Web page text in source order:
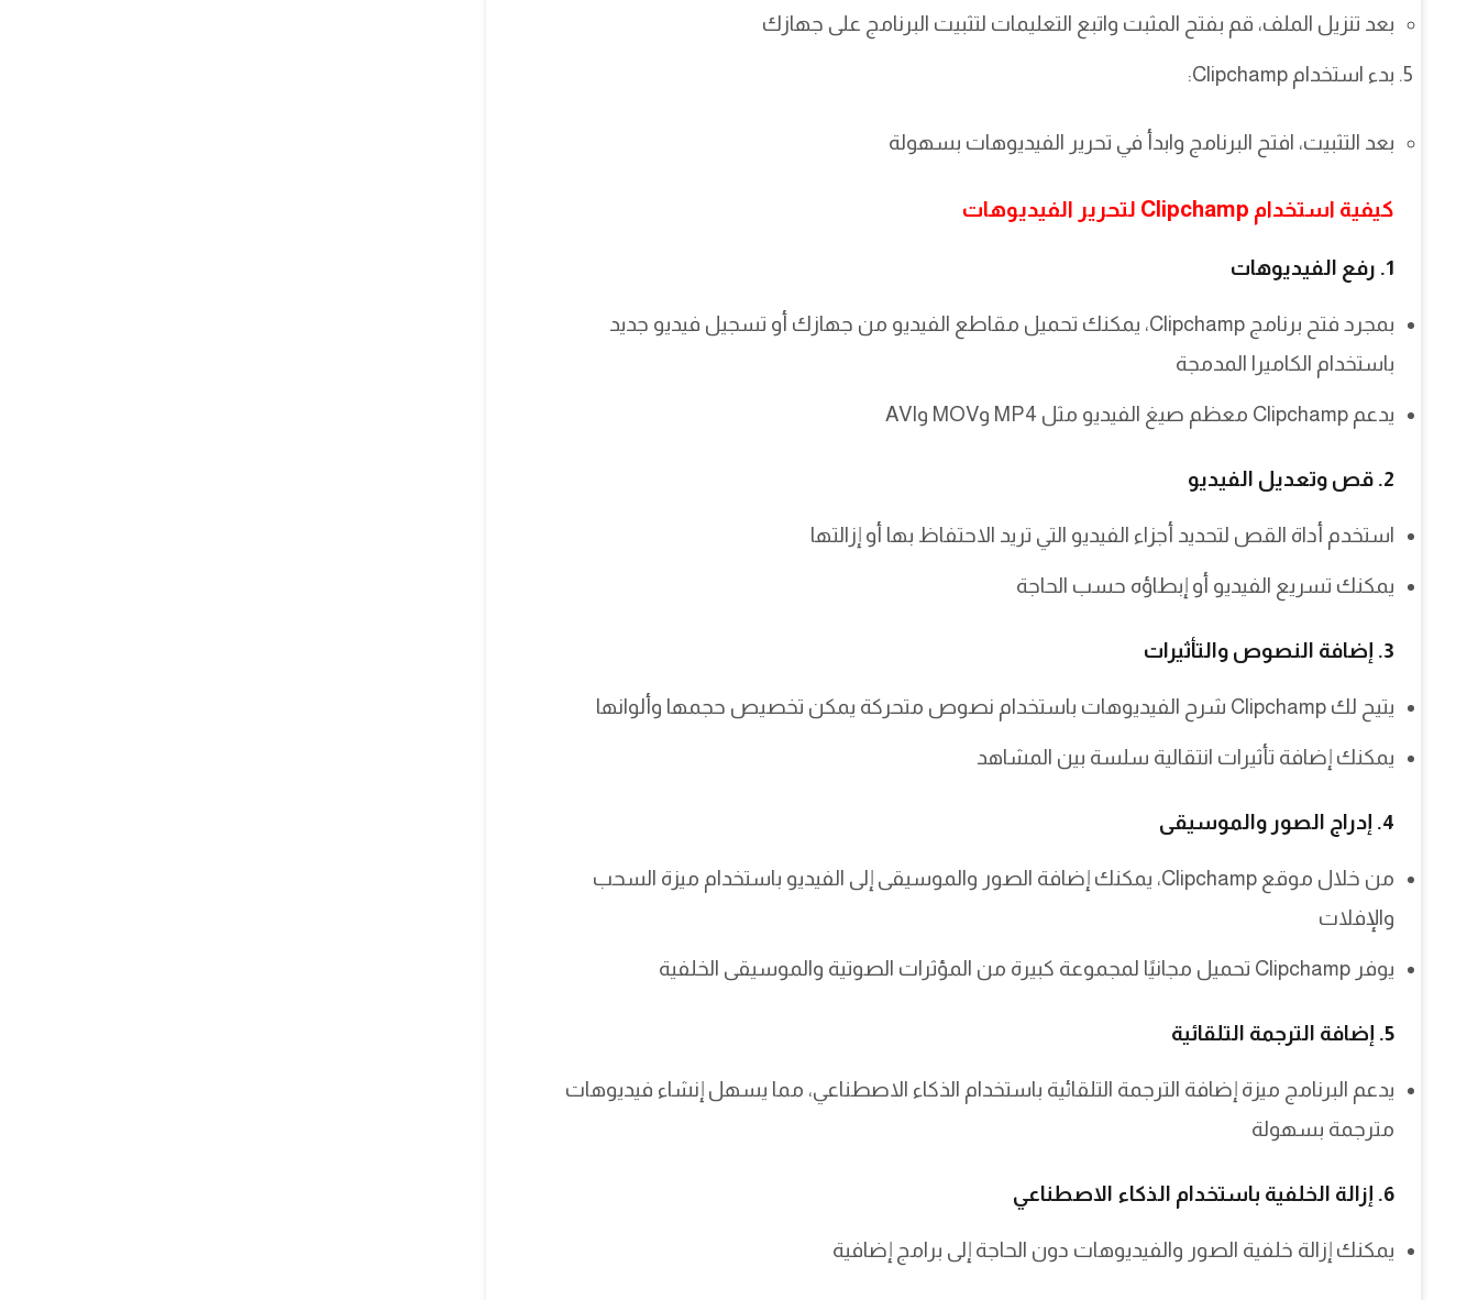
بعد تنزيل الملف، قم بفتح المثبت واتبع التعليمات لتثبيت البرنامج على جهازك
بدء استخدام Clipchamp:
بعد التثبيت، افتح البرنامج وابدأ في تحرير الفيديوهات بسهولة
كيفية استخدام Clipchamp لتحرير الفيديوهات
1. رفع الفيديوهات
بمجرد فتح برنامج Clipchamp، يمكنك تحميل مقاطع الفيديو من جهازك أو تسجيل فيديو جديد
باستخدام الكاميرا المدمجة
يدعم Clipchamp معظم صيغ الفيديو مثل MP4 وMOV وAVI
2. قص وتعديل الفيديو
استخدم أداة القص لتحديد أجزاء الفيديو التي تريد الاحتفاظ بها أو إزالتها
يمكنك تسريع الفيديو أو إبطاؤه حسب الحاجة
3. إضافة النصوص والتأثيرات
يتيح لك Clipchamp شرح الفيديوهات باستخدام نصوص متحركة يمكن تخصيص حجمها وألوانها
يمكنك إضافة تأثيرات انتقالية سلسة بين المشاهد
4. إدراج الصور والموسيقى
من خلال موقع Clipchamp، يمكنك إضافة الصور والموسيقى إلى الفيديو باستخدام ميزة السحب
والإفلات
يوفر Clipchamp تحميل مجانيًا لمجموعة كبيرة من المؤثرات الصوتية والموسيقى الخلفية
5. إضافة الترجمة التلقائية
يدعم البرنامج ميزة إضافة الترجمة التلقائية باستخدام الذكاء الاصطناعي، مما يسهل إنشاء فيديوهات
مترجمة بسهولة
6. إزالة الخلفية باستخدام الذكاء الاصطناعي
يمكنك إزالة خلفية الصور والفيديوهات دون الحاجة إلى برامج إضافية